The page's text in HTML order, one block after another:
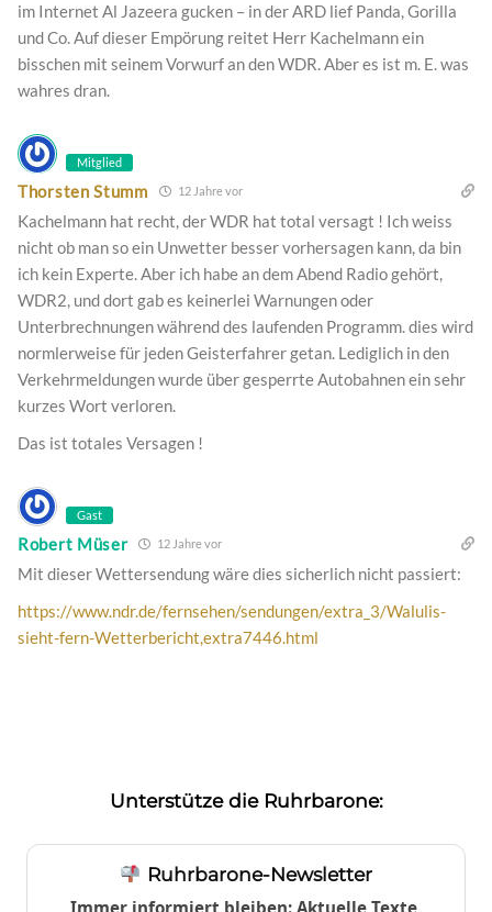
im Internet Al Jazeera gucken – in der ARD lief Panda, Gorilla
und Co. Auf dieser Empörung reitet Herr Kachelmann ein
bisschen mit seinem Vorwurf an den WDR. Aber es ist m. E. was
wahres dran.
Mitglied
Thorsten Stumm 12 Jahre vor
Kachelmann hat recht, der WDR hat total versagt ! Ich weiss
nicht ob man so ein Unwetter besser vorhersagen kann, da bin
ich kein Experte. Aber ich habe an dem Abend Radio gehört,
WDR2, und dort gab es keinerlei Warnungen oder
Unterbrechnungen während des laufenden Programm. dies wird
normlerweise für jeden Geisterfahrer getan. Lediglich in den
Verkehrmeldungen wurde über gesperrte Autobahnen ein sehr
kurzes Wort verloren.
Das ist totales Versagen !
Gast
Robert Müser 12 Jahre vor
Mit dieser Wettersendung wäre dies sicherlich nicht passiert:
https://www.ndr.de/fernsehen/sendungen/extra_3/Walulis-
sieht-fern-Wetterbericht,extra7446.html
Unterstütze die Ruhrbarone:
Ruhrbarone-Newsletter